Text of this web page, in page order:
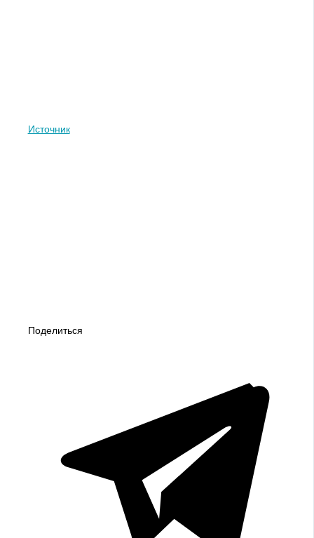
Источник
Поделиться